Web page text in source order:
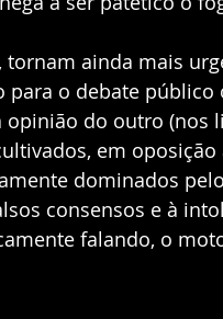
tornam ainda mais
para o debate público
do outro (nos
em oposição
dominados
consensos e à
falando, o